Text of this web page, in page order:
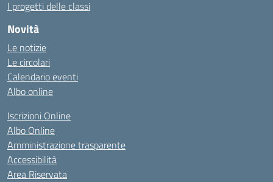
I progetti delle classi
Novità
Le notizie
Le circolari
Calendario eventi
Albo online
Iscrizioni Online
Albo Online
Amministrazione trasparente
Accessibilità
Area Riservata